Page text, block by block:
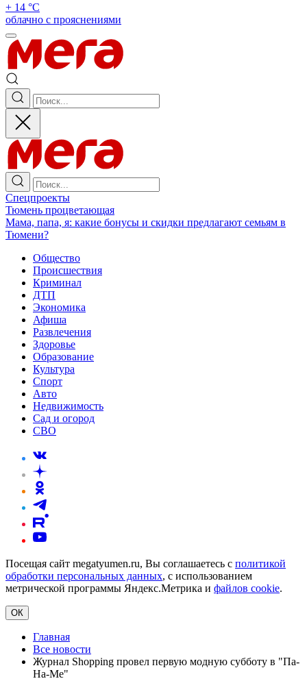
+ 14 °С
облачно с прояснениями
Спецпроекты
Тюмень процветающая
Мама, папа, я: какие бонусы и скидки предлагают семьям в
Тюмени?
Общество
Происшествия
Криминал
ДТП
Экономика
Афиша
Развлечения
Здоровье
Образование
Культура
Спорт
Авто
Недвижимость
Сад и огород
СВО
Посещая сайт megatyumen.ru, Вы соглашаетесь с политикой
обработки персональных данных, с использованием
метрической программы Яндекс.Метрика и файлов cookie.
ОК
Главная
Все новости
Журнал Shopping провел первую модную субботу в "Па-
На-Ме"